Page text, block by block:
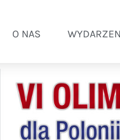
O NAS